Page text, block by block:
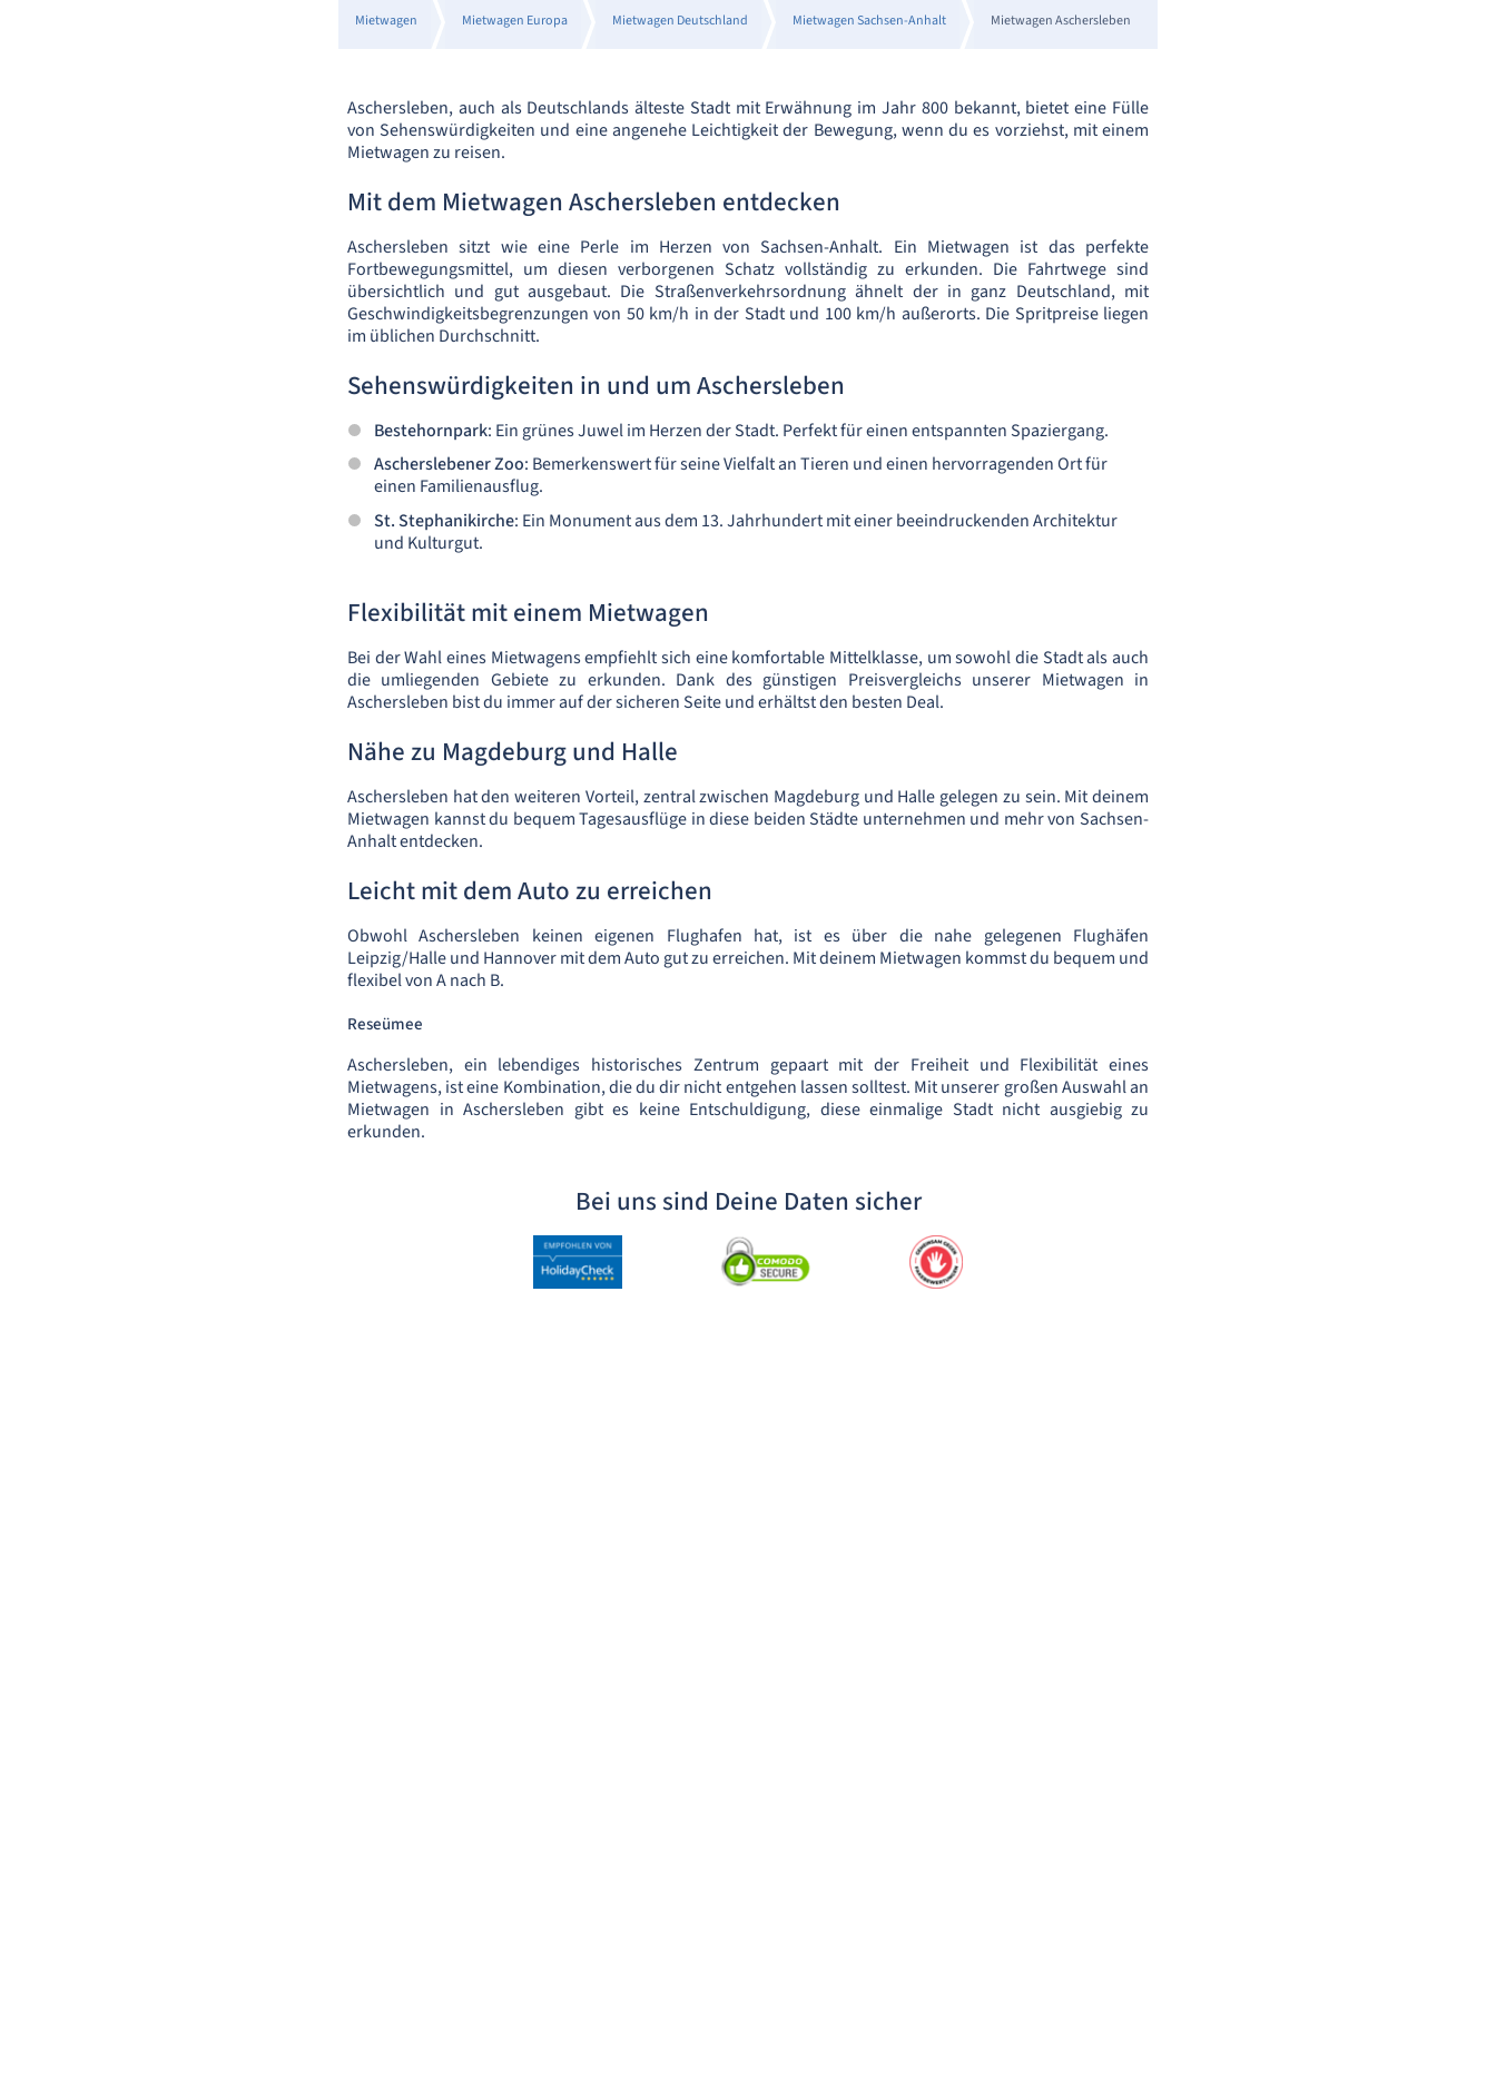
Mietwagen Mietwagen Europa Mietwagen Deutschland Mietwagen Sachsen-Anhalt Mietwagen Aschersleben
Aschersleben, auch als Deutschlands älteste Stadt mit Erwähnung im Jahr 800 bekannt, bietet eine Fülle
von Sehenswürdigkeiten und eine angenehe Leichtigkeit der Bewegung, wenn du es vorziehst, mit einem
Mietwagen zu reisen.
Mit dem Mietwagen Aschersleben entdecken
Aschersleben sitzt wie eine Perle im Herzen von Sachsen-Anhalt. Ein Mietwagen ist das perfekte
Fortbewegungsmittel, um diesen verborgenen Schatz vollständig zu erkunden. Die Fahrtwege sind
übersichtlich und gut ausgebaut. Die Straßenverkehrsordnung ähnelt der in ganz Deutschland, mit
Geschwindigkeitsbegrenzungen von 50 km/h in der Stadt und 100 km/h außerorts. Die Spritpreise liegen
im üblichen Durchschnitt.
Sehenswürdigkeiten in und um Aschersleben
Bestehornpark: Ein grünes Juwel im Herzen der Stadt. Perfekt für einen entspannten Spaziergang.
Ascherslebener Zoo: Bemerkenswert für seine Vielfalt an Tieren und einen hervorragenden Ort für
einen Familienausflug.
St. Stephanikirche: Ein Monument aus dem 13. Jahrhundert mit einer beeindruckenden Architektur
und Kulturgut.
Flexibilität mit einem Mietwagen
Bei der Wahl eines Mietwagens empfiehlt sich eine komfortable Mittelklasse, um sowohl die Stadt als auch
die umliegenden Gebiete zu erkunden. Dank des günstigen Preisvergleichs unserer Mietwagen in
Aschersleben bist du immer auf der sicheren Seite und erhältst den besten Deal.
Nähe zu Magdeburg und Halle
Aschersleben hat den weiteren Vorteil, zentral zwischen Magdeburg und Halle gelegen zu sein. Mit deinem
Mietwagen kannst du bequem Tagesausflüge in diese beiden Städte unternehmen und mehr von Sachsen-
Anhalt entdecken.
Leicht mit dem Auto zu erreichen
Obwohl Aschersleben keinen eigenen Flughafen hat, ist es über die nahe gelegenen Flughäfen
Leipzig/Halle und Hannover mit dem Auto gut zu erreichen. Mit deinem Mietwagen kommst du bequem und
flexibel von A nach B.
Reseümee
Aschersleben, ein lebendiges historisches Zentrum gepaart mit der Freiheit und Flexibilität eines
Mietwagens, ist eine Kombination, die du dir nicht entgehen lassen solltest. Mit unserer großen Auswahl an
Mietwagen in Aschersleben gibt es keine Entschuldigung, diese einmalige Stadt nicht ausgiebig zu
erkunden.
Bei uns sind Deine Daten sicher